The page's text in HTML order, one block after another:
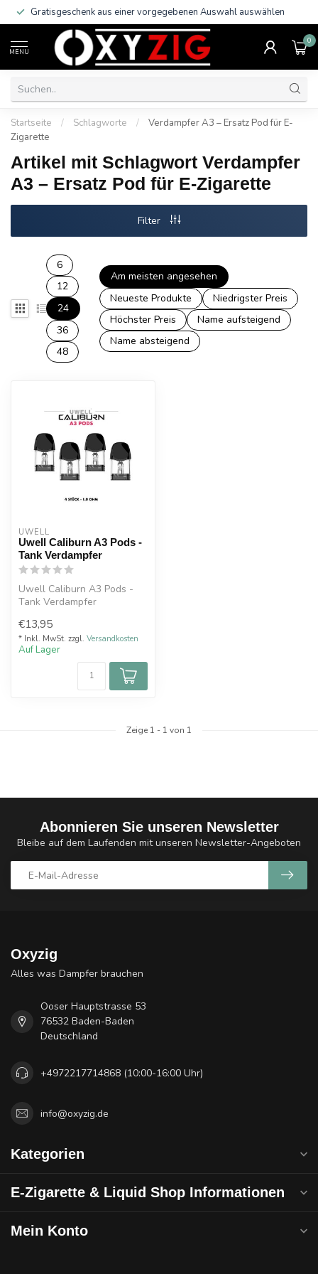
Gratisgeschenk aus einer vorgegebenen Auswahl auswählen
MENU
0
Startseite / Schlagworte /
Verdampfer A3 – Ersatz Pod für E-
Zigarette
Artikel mit Schlagwort Verdampfer
A3 – Ersatz Pod für E-Zigarette
Filter
6
12
24
36
48
Am meisten angesehen
Neueste Produkte
Niedrigster Preis
Höchster Preis
Name aufsteigend
Name absteigend
UWELL
Uwell Caliburn A3 Pods -
Tank Verdampfer
Uwell Caliburn A3 Pods -
Tank Verdampfer
€13,95
* Inkl. MwSt. zzgl. Versandkosten
Auf Lager
Zeige 1 - 1 von 1
Abonnieren Sie unseren Newsletter
Bleibe auf dem Laufenden mit unseren Newsletter-Angeboten
Oxyzig
Alles was Dampfer brauchen
Ooser Hauptstrasse 53
76532 Baden-Baden
Deutschland
+4972217714868 (10:00-16:00 Uhr)
info@oxyzig.de
Kategorien
E-Zigarette & Liquid Shop Informationen
Mein Konto